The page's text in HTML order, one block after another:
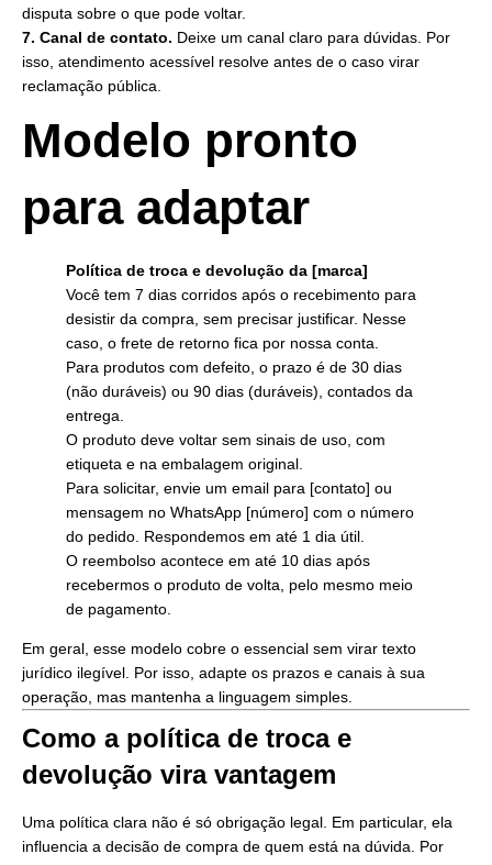
disputa sobre o que pode voltar.
7. Canal de contato. Deixe um canal claro para dúvidas. Por
isso, atendimento acessível resolve antes de o caso virar
reclamação pública.
Modelo pronto
para adaptar
Política de troca e devolução da [marca]
Você tem 7 dias corridos após o recebimento para
desistir da compra, sem precisar justificar. Nesse
caso, o frete de retorno fica por nossa conta.
Para produtos com defeito, o prazo é de 30 dias
(não duráveis) ou 90 dias (duráveis), contados da
entrega.
O produto deve voltar sem sinais de uso, com
etiqueta e na embalagem original.
Para solicitar, envie um email para [contato] ou
mensagem no WhatsApp [número] com o número
do pedido. Respondemos em até 1 dia útil.
O reembolso acontece em até 10 dias após
recebermos o produto de volta, pelo mesmo meio
de pagamento.
Em geral, esse modelo cobre o essencial sem virar texto
jurídico ilegível. Por isso, adapte os prazos e canais à sua
operação, mas mantenha a linguagem simples.
Como a política de troca e
devolução vira vantagem
Uma política clara não é só obrigação legal. Em particular, ela
influencia a decisão de compra de quem está na dúvida. Por